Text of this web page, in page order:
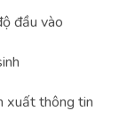
đầu vào
xuất thông tin